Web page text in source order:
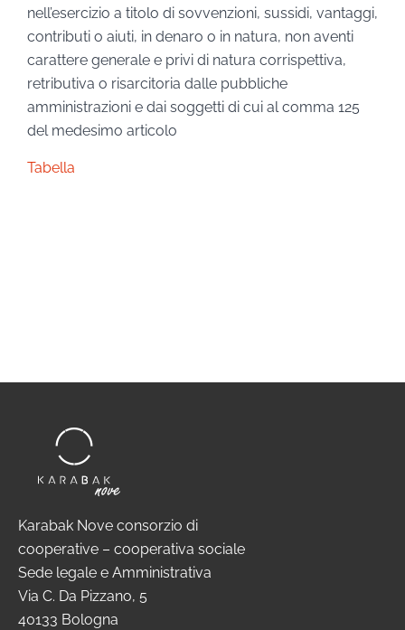
nell’esercizio a titolo di sovvenzioni, sussidi, vantaggi,
contributi o aiuti, in denaro o in natura, non aventi
carattere generale e privi di natura corrispettiva,
retributiva o risarcitoria dalle pubbliche
amministrazioni e dai soggetti di cui al comma 125
del medesimo articolo
Tabella
Karabak Nove consorzio di
cooperative – cooperativa sociale
Sede legale e Amministrativa
Via C. Da Pizzano, 5
40133 Bologna